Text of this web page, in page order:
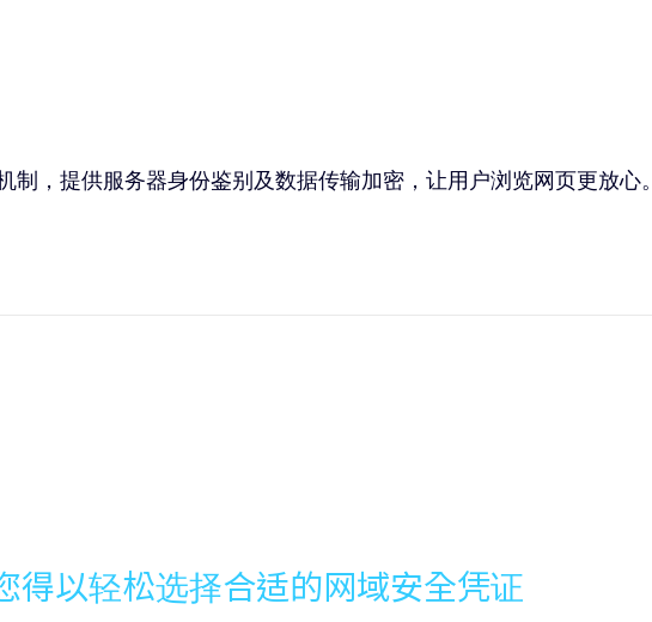
，提供服务器身份鉴别及数据传输加密，让用户浏览网页更放心。
得以轻松选择合适的网域安全凭证